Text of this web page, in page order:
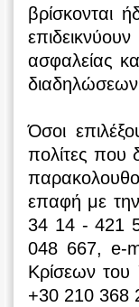
βρίσκονται
ασφαλείας
Όσοι
πολίτες που
επαφή με
34 14 - 421
048 667, e-
Κρίσεων
+30 210 368